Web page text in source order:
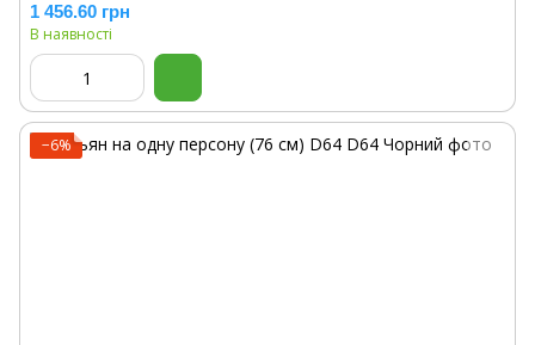
1 456.60 грн
В наявності
−6%